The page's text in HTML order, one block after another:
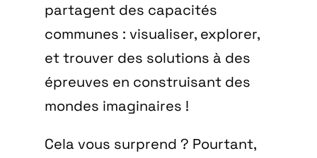
partagent des capacités
communes : visualiser, explorer,
et trouver des solutions à des
épreuves en construisant des
mondes imaginaires !
Cela vous surprend ? Pourtant,